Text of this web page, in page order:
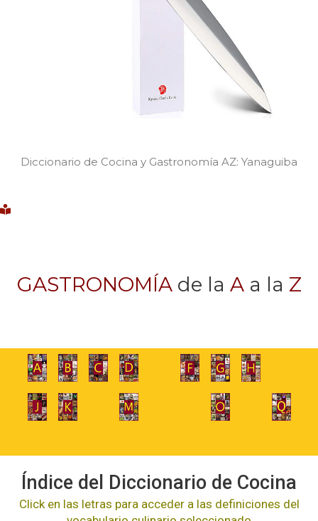
Diccionario de Cocina y Gastronomía AZ: Yanaguiba
GASTRONOMÍAde la Aa la Z
Índice del Diccionario de Cocina
Click en las letras para acceder a las definiciones del